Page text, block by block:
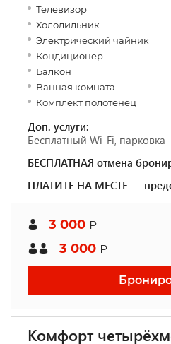
Телевизор
Холодильник
Электрический чайник
Кондиционер
Балкон
Ванная комната
Комплект полотенец
Доп. услуги:
Бесплатный Wi-Fi, парковка
БЕСПЛАТНАЯ отмена
ПЛАТИТЕ НА МЕСТЕ —
3 000 ₽
3 000 ₽
Комфорт